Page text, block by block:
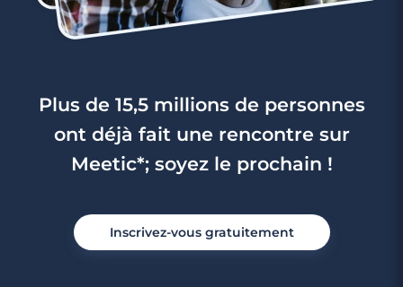
Plus de 15,5 millions de personnes
ont déjà fait une rencontre sur
Meetic*; soyez le prochain !
Inscrivez-vous gratuitement